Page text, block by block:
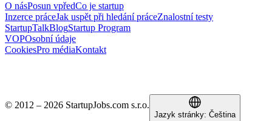
O násPosun vpředCo je startup
Inzerce práceJak uspět při hledání práceZnalostní testy
StartupTalkBlogStartup Program
VOPOsobní údaje
CookiesPro médiaKontakt
© 2012 – 2026 StartupJobs.com s.r.o.
Jazyk stránky: Čeština